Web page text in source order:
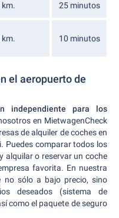
25 minutos
km. 10 minutos
el aeropuerto de
independiente para los
en MietwagenCheck
de alquiler de coches en
Puedes comparar todos los
alquilar o reservar un coche
favorita. En nuestra
no sólo a bajo precio, sino
deseados (sistema de
como el paquete de seguro